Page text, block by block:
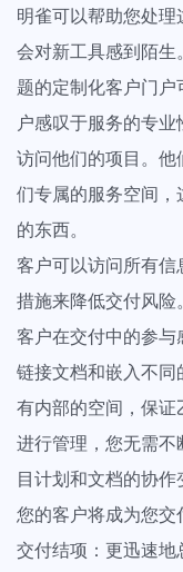
明雀可以帮助您处
会对新工具感到陌生
题的定制化客户门
户感叹于服务的专
访问他们的项目。他
们专属的服务空间，
的东西。
客户可以访问所有信
措施来降低交付风险
客户在交付中的参与
链接文档和嵌入不同
有内部的空间，保证
进行管理，您无需不
目计划和文档的协作
您的客户将成为您交
交付结项：更迅速地